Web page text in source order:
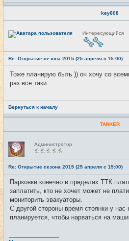
key808
Н
е
е
т
и
Интересующийся
Re: Открытие сезона 2015 (25 апреля с 15:00)
Тоже планирую быть )) оч хочу со
раз все таки
Вернуться к началу
TANKER
Н
е
в
с
е
т
и
Администратор
Re: Открытие сезона 2015 (25 апреля с 15:00)
Парковки конечно в пределах ТТК
заплатить, кто не хочет может не
мониторить эвакуаторы.
С другой стороны время стоянки у нас
планируется, чтобы нарваться на